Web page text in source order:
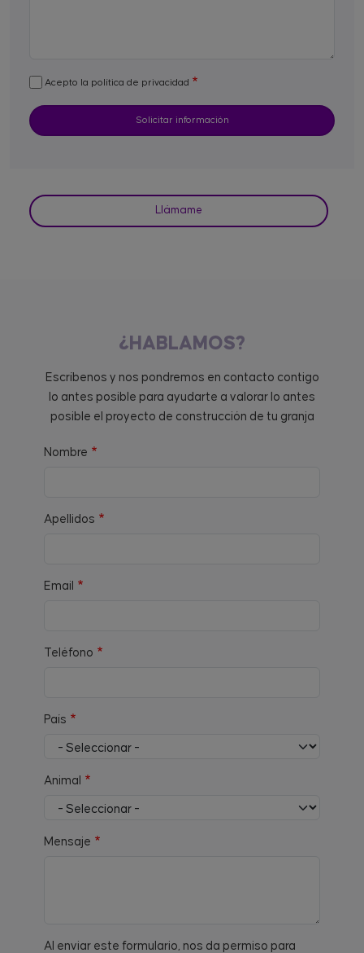
Acepto la política de privacidad
Llámame
¿HABLAMOS?
Escríbenos y nos pondremos en contacto contigo
lo antes posible para ayudarte a valorar lo antes
posible el proyecto de construcción de tu granja
Nombre
Apellidos
Email
Teléfono
País
Animal
Mensaje
Al enviar este formulario, nos da permiso para